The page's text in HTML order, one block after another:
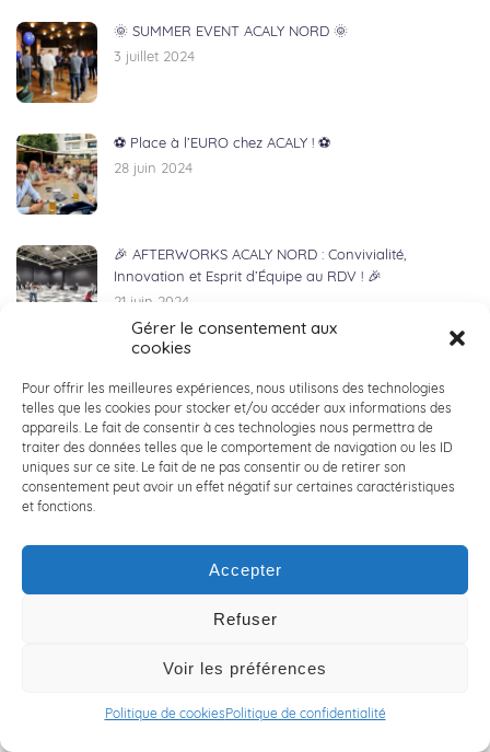
Gérer le consentement aux
cookies
Pour offrir les meilleures expériences, nous utilisons des technologies
telles que les cookies pour stocker et/ou accéder aux informations des
appareils. Le fait de consentir à ces technologies nous permettra de
traiter des données telles que le comportement de navigation ou les ID
uniques sur ce site. Le fait de ne pas consentir ou de retirer son
consentement peut avoir un effet négatif sur certaines caractéristiques
et fonctions.
Accepter
Refuser
Voir les préférences
Politique de cookiesPolitique de confidentialité
🌞 SUMMER EVENT ACALY NORD 🌞
3 juillet 2024
⚽ Place à l’EURO chez ACALY ! ⚽
28 juin 2024
🎉 AFTERWORKS ACALY NORD : Convivialité,
Innovation et Esprit d’Équipe au RDV ! 🎉
21 juin 2024
ACALY ! 🚀🎉
20 juin 2024
🚀 ACALY Recrute : Nos Équipes Toujours sur le Terrain !
BERTEAU 🚲